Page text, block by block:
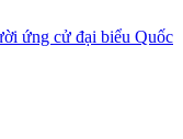
ứng cử đại biểu Quốc